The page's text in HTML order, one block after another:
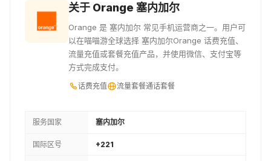
1100XOF
1200XOF
¥17.15
¥18.58
1400XOF
¥20.01
1500XOF
1600XOF
¥25.65
¥27.08
2000XOF
关于 Orange 塞内加尔
Orange 是 塞内加尔 常见手机运营商之一。用户可
以在喵喵游全球选择 塞内加尔Orange 话费充值、
流量充值或套餐充值产品，并使用微信、支付宝等
方式完成支付。
话费充值 流量套餐通话套餐
服务国家 塞内加尔
国际区号 +221